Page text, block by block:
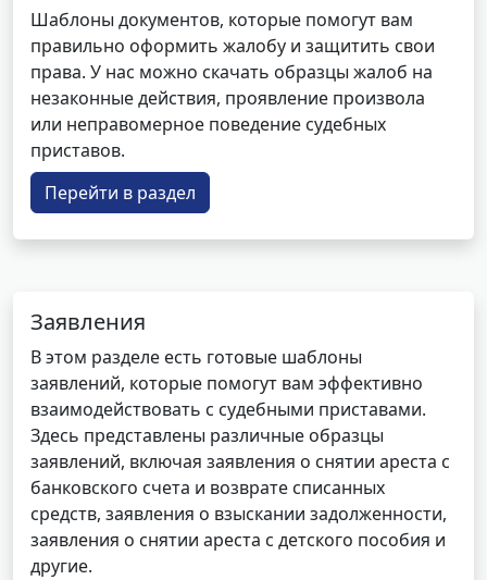
Шаблоны документов, которые помогут вам
правильно оформить жалобу и защитить свои
права. У нас можно скачать образцы жалоб на
незаконные действия, проявление произвола
или неправомерное поведение судебных
приставов.
Перейти в раздел
Заявления
В этом разделе есть готовые шаблоны
заявлений, которые помогут вам эффективно
взаимодействовать с судебными приставами.
Здесь представлены различные образцы
заявлений, включая заявления о снятии ареста с
банковского счета и возврате списанных
средств, заявления о взыскании задолженности,
заявления о снятии ареста с детского пособия и
другие.